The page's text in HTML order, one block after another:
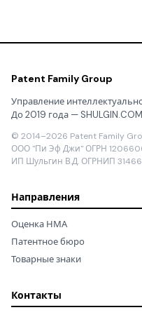
Patent Family Group
Управление
До 2019 года —
© 2014–2026 Patent Family
ООО "Пи Эф Джи" ОГРН
ИП Шульгин В.Д. ОГРНИП
Направления
Оценка НМА
Патентное бюро
Товарные знаки
Контакты